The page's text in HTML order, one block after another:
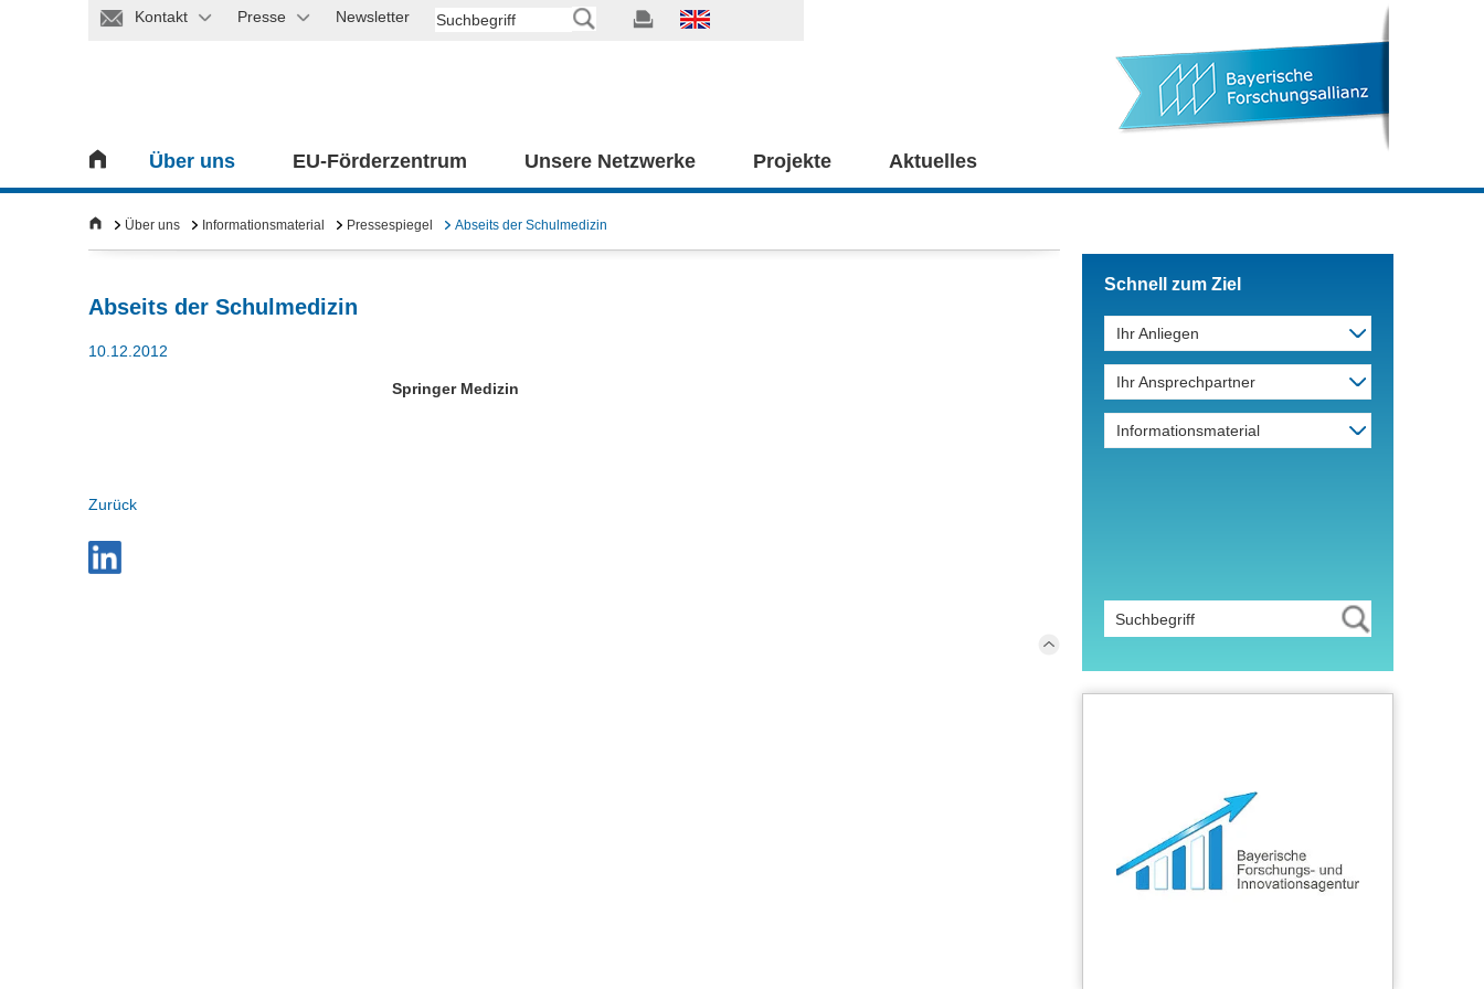
Kontakt Presse Newsletter
Über uns EU-Förderzentrum Unsere Netzwerke Projekte Aktuelles
Über uns Informationsmaterial Pressespiegel Abseits der Schulmedizin
Abseits der Schulmedizin
10.12.2012
Springer Medizin
Zurück
Schnell zum Ziel
Ihr Anliegen
Ihr Ansprechpartner
Informationsmaterial